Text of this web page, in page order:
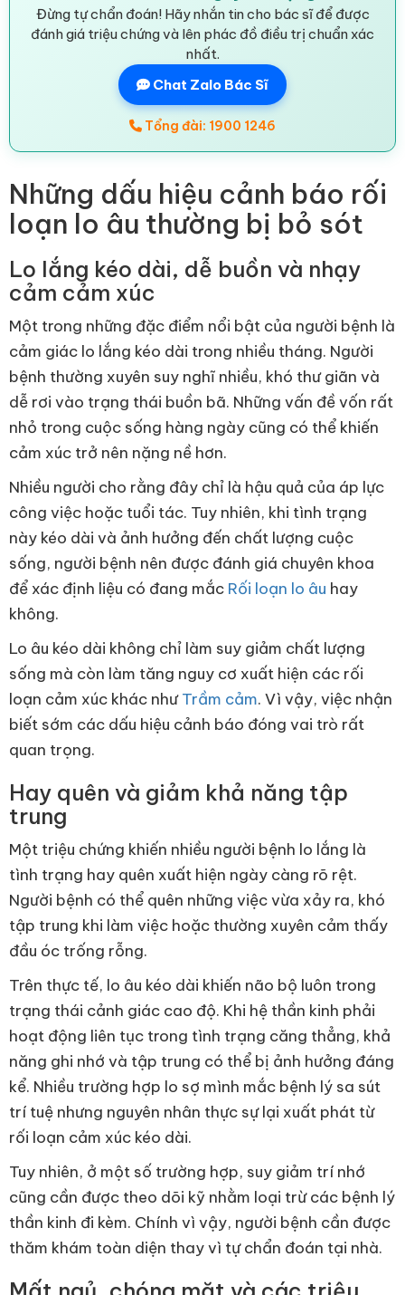
Đừng tự chẩn đoán! Hãy nhắn tin cho bác sĩ để được
đánh giá triệu chứng và lên phác đồ điều trị chuẩn xác
nhất.
Chat Zalo Bác Sĩ
Tổng đài: 1900 1246
Những dấu hiệu cảnh báo rối
loạn lo âu thường bị bỏ sót
Lo lắng kéo dài, dễ buồn và nhạy
cảm cảm xúc
Một trong những đặc điểm nổi bật của người bệnh là
cảm giác lo lắng kéo dài trong nhiều tháng. Người
bệnh thường xuyên suy nghĩ nhiều, khó thư giãn và
dễ rơi vào trạng thái buồn bã. Những vấn đề vốn rất
nhỏ trong cuộc sống hàng ngày cũng có thể khiến
cảm xúc trở nên nặng nề hơn.
Nhiều người cho rằng đây chỉ là hậu quả của áp lực
công việc hoặc tuổi tác. Tuy nhiên, khi tình trạng
này kéo dài và ảnh hưởng đến chất lượng cuộc
sống, người bệnh nên được đánh giá chuyên khoa
để xác định liệu có đang mắc Rối loạn lo âu hay
không.
Lo âu kéo dài không chỉ làm suy giảm chất lượng
sống mà còn làm tăng nguy cơ xuất hiện các rối
loạn cảm xúc khác nhưTrầm cảm. Vì vậy, việc nhận
biết sớm các dấu hiệu cảnh báo đóng vai trò rất
quan trọng.
Hay quên và giảm khả năng tập
trung
Một triệu chứng khiến nhiều người bệnh lo lắng là
tình trạng hay quên xuất hiện ngày càng rõ rệt.
Người bệnh có thể quên những việc vừa xảy ra, khó
tập trung khi làm việc hoặc thường xuyên cảm thấy
đầu óc trống rỗng.
Trên thực tế, lo âu kéo dài khiến não bộ luôn trong
trạng thái cảnh giác cao độ. Khi hệ thần kinh phải
hoạt động liên tục trong tình trạng căng thẳng, khả
năng ghi nhớ và tập trung có thể bị ảnh hưởng đáng
kể. Nhiều trường hợp lo sợ mình mắc bệnh lý sa sút
trí tuệ nhưng nguyên nhân thực sự lại xuất phát từ
rối loạn cảm xúc kéo dài.
Tuy nhiên, ở một số trường hợp, suy giảm trí nhớ
cũng cần được theo dõi kỹ nhằm loại trừ các bệnh lý
thần kinh đi kèm. Chính vì vậy, người bệnh cần được
thăm khám toàn diện thay vì tự chẩn đoán tại nhà.